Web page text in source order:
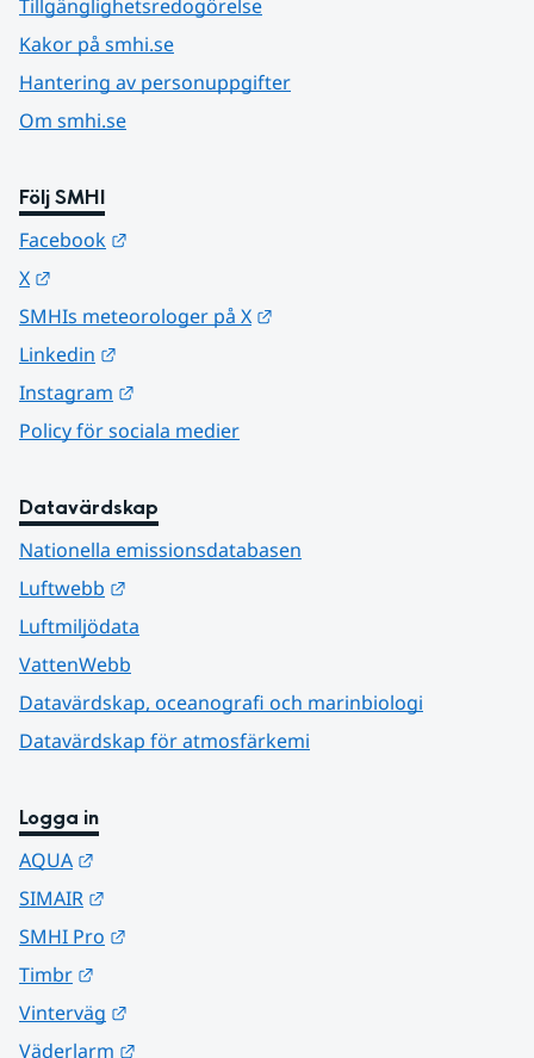
Tillgänglighetsredogörelse
Kakor på smhi.se
Hantering av personuppgifter
Om smhi.se
Följ SMHI
Facebook
X
SMHIs meteorologer på X
Linkedin
Instagram
Policy för sociala medier
Datavärdskap
Nationella emissionsdatabasen
Luftwebb
Luftmiljödata
VattenWebb
Datavärdskap, oceanografi och marinbiologi
Datavärdskap för atmosfärkemi
Logga in
AQUA
SIMAIR
SMHI Pro
Timbr
Vinterväg
Väderlarm